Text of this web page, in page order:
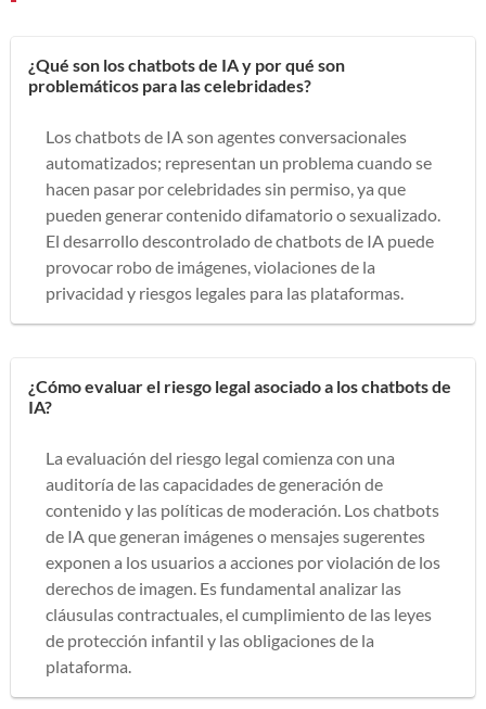
¿Qué son los chatbots de IA y por qué son
problemáticos para las celebridades?
Los chatbots de IA son agentes conversacionales
automatizados; representan un problema cuando se
hacen pasar por celebridades sin permiso, ya que
pueden generar contenido difamatorio o sexualizado.
El desarrollo descontrolado de chatbots de IA puede
provocar robo de imágenes, violaciones de la
privacidad y riesgos legales para las plataformas.
¿Cómo evaluar el riesgo legal asociado a los chatbots de
IA?
La evaluación del riesgo legal comienza con una
auditoría de las capacidades de generación de
contenido y las políticas de moderación. Los chatbots
de IA que generan imágenes o mensajes sugerentes
exponen a los usuarios a acciones por violación de los
derechos de imagen. Es fundamental analizar las
cláusulas contractuales, el cumplimiento de las leyes
de protección infantil y las obligaciones de la
plataforma.